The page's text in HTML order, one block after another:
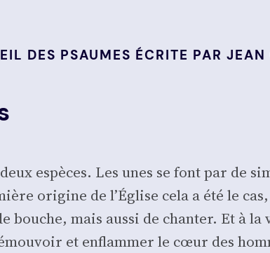
DES PSAUMES ÉCRITE PAR
espèces. Les unes se font par de
ori­gine de l’Église cela a été le
bouche, mais aus­si de chan­ter. Et à
et enflam­mer le cœur des